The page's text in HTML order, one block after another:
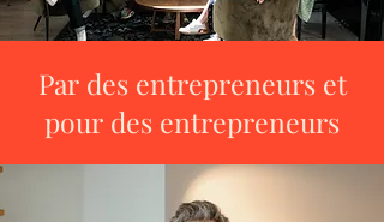
Par des entrepreneurs et
pour des entrepreneurs